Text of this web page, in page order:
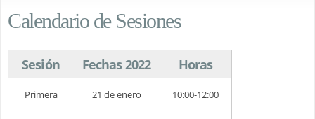
Calendario de Sesiones
Sesión Fechas 2022 Horas
Primera 21 de enero 10:00-12:00